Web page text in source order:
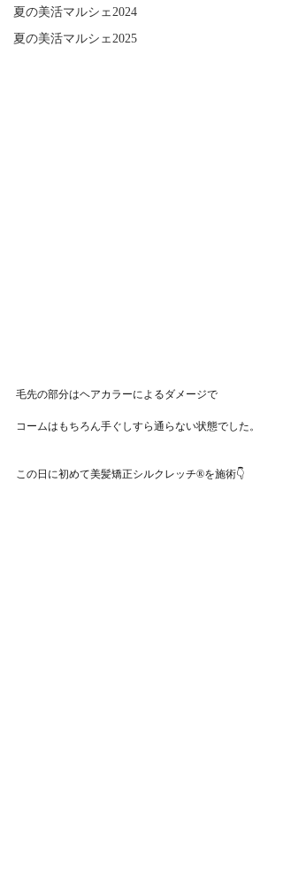
夏の美活マルシェ2024
夏の美活マルシェ2025
毛先の部分はヘアカラーによるダメージで
コームはもちろん手ぐしすら通らない状態でした。
この日に初めて美髪矯正シルクレッチ®︎を施術👇